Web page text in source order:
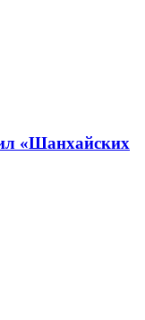
«Шанхайских